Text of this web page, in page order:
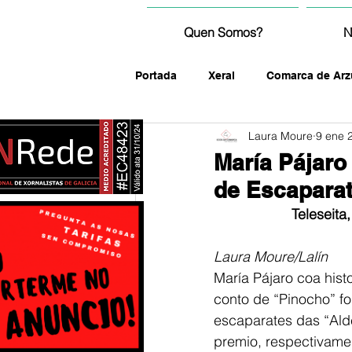
Quen Somos?
Portada Xeral Comarca de
fotografía
María
de
Laura Moure 9 ene
Laura Moure/Lalín
María Pájaro coa
conto de “Pinocho”
escaparates das
premio,